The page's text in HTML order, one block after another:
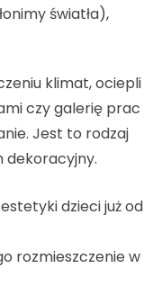
światła),
klimat, ociepli
czy galerię prac
Jest to rodzaj
dekoracyjny.
dzieci już od
rozmieszczenie w